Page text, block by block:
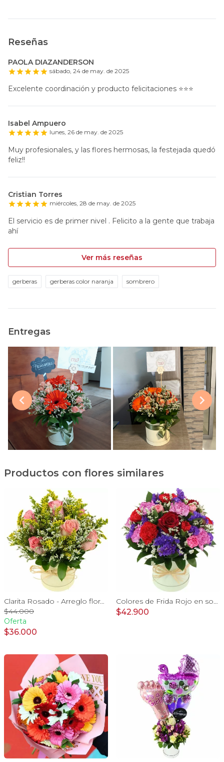
Reseñas
PAOLA DIAZANDERSON
sábado, 24 de may. de 2025
Excelente coordinación y producto felicitaciones ⭐️⭐️⭐️
Isabel Ampuero
lunes, 26 de may. de 2025
Muy profesionales, y las flores hermosas, la festejada quedó
feliz!!
Cristian Torres
miércoles, 28 de may. de 2025
El servicio es de primer nivel . Felicito a la gente que trabaja
ahí
Ver más reseñas
gerberas gerberas color naranja sombrero
Entregas
Productos con flores similares
Clarita Rosado - Arreglo floral en sombrerero con rosas Rosado, limonium y vara de oro
$44.000
Oferta
$36.000
Colores de Frida Rojo en sombrerero - Arreglo floral con rosas, claveles, estate y limonium
$42.900